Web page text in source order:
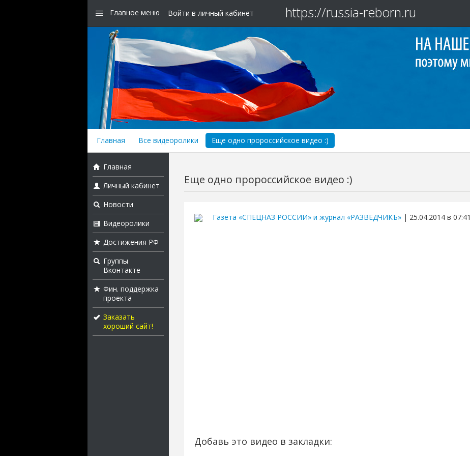
Главное меню Войти в личный кабинет https://russia-reborn.ru
Главная Все видеоролики Еще одно пророссийское видео :)
Главная
Личный кабинет
Новости
Видеоролики
Достижения РФ
Группы
Вконтакте
Фин. поддержка
проекта
Заказать
хороший сайт!
Еще одно пророссийское видео :)
Газета «СПЕЦНАЗ РОССИИ» и журнал «РАЗВЕДЧИКЪ» | 25.04.2014 в 07:41
Добавь это видео в закладки: